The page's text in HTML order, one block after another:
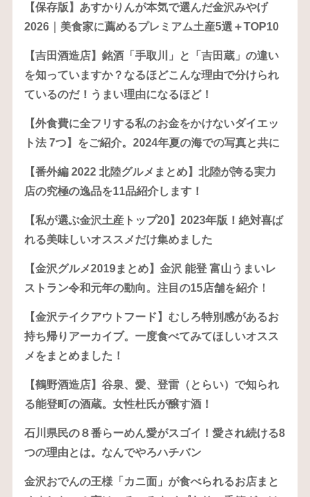
【保存版】あすかりんが本気で選んだ金沢みやげ
2026｜美食家に薦めるプレミアム土産5選＋TOP10
【吉田酒造店】銘酒「手取川」と「吉田蔵」の違い
を知っていますか？なるほどこんな理由で分けられ
ているのだ！うまい理由になるほど！
【外食費に全フリする私のお金をかけないダイエッ
ト法 7つ】をご紹介。2024年夏の海での写真と共に
【番外編 2022 北陸グルメまとめ】北陸が誇る実力
店の究極の逸品を11品紹介します！
【私が選ぶ金沢土産トップ20】2023年版！絶対喜ば
れる美味しいオススメだけ集めました
【金沢グルメ2019まとめ】金沢 能登 富山うまいレ
ストラン令和元年の動向。注目の15店舗を紹介！
【金沢テイクアウトフード】むしろ特別感があるお
持ち帰りアーカイブ。一度食べてみてほしいオスス
メをまとめました！
【鶴野酒造店】谷泉、愛、登雷（とらい）で知られ
る能登町の酒蔵。女性杜氏が醸す酒！
石川県民の８番らーめん愛がスゴイ！愛され続ける8
つの理由とは。なんでやろハチバン
金沢おでんの王様「カニ面」が食べられるお店まと